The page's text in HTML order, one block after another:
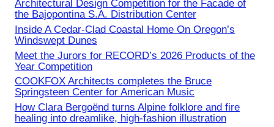
Architectural Design Competition for the Facade of
the Bajopontina S.A. Distribution Center
Inside A Cedar-Clad Coastal Home On Oregon’s
Windswept Dunes
Meet the Jurors for RECORD’s 2026 Products of the
Year Competition
COOKFOX Architects completes the Bruce
Springsteen Center for American Music
How Clara Bergoënd turns Alpine folklore and fire
healing into dreamlike, high-fashion illustration